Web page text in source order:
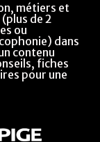
métiers et
de 2
ou
dans
contenu
fiches
pour une